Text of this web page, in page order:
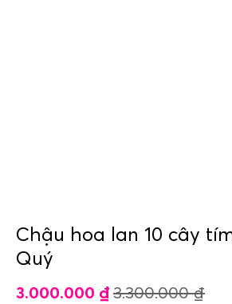
Chậu hoa lan 10 cây
Quý
3.000.000 ₫ 3.300.000₫